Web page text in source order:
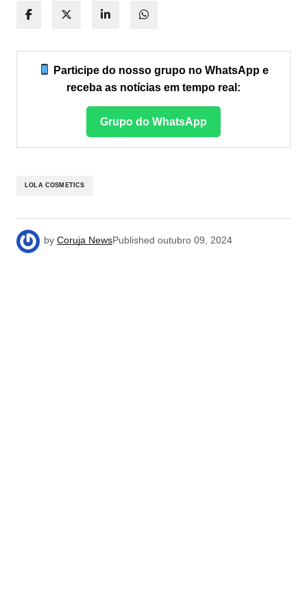
Participe do nosso grupo no WhatsApp e
receba as notícias em tempo real:
Grupo do WhatsApp
LOLA COSMETICS
by Coruja NewsPublished outubro 09, 2024